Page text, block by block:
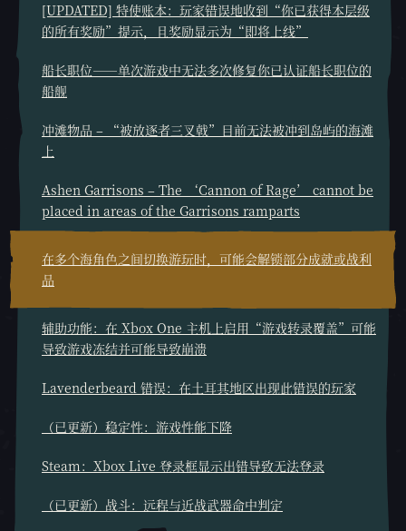
[UPDATED] 特使账本：玩家错误地收到“你已获得本层级
的所有奖励”提示，且奖励显示为“即将上线”
船长职位——单次游戏中无法多次修复你已认证船长职位的
船舰
冲滩物品 – “被放逐者三叉戟”目前无法被冲到岛屿的海滩
上
Ashen Garrisons – The ‘Cannon of Rage’ cannot be
placed in areas of the Garrisons ramparts
在多个海角色之间切换游玩时，可能会解锁部分成就或战利
品
辅助功能：在 Xbox One 主机上启用“游戏转录覆盖”可能
导致游戏冻结并可能导致崩溃
Lavenderbeard 错误：在土耳其地区出现此错误的玩家
（已更新）稳定性：游戏性能下降
Steam：Xbox Live 登录框显示出错导致无法登录
（已更新）战斗：远程与近战武器命中判定